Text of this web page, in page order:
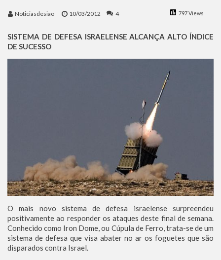
Benjamin Netanyahu faz discurso impactante no Congresso da JNS 2026
Noticiasdesiao 10/03/2012 797 Views
4
SISTEMA DE DEFESA ISRAELENSE ALCANÇA ALTO ÍNDICE
DE SUCESSO
O mais novo sistema de defesa israelense surpreendeu
positivamente ao responder os ataques deste final de semana.
Conhecido como Iron Dome, ou Cúpula de Ferro, trata-se de um
sistema de defesa que visa abater no ar os foguetes que são
disparados contra Israel.